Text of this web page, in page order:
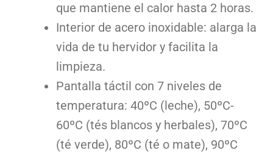
que mantiene el calor hasta 2 horas.
Interior de acero inoxidable: alarga la
vida de tu hervidor y facilita la
limpieza.
Pantalla táctil con 7 niveles de
temperatura: 40ºC (leche), 50ºC-
60ºC (tés blancos y herbales), 70ºC
(té verde), 80ºC (té o mate), 90ºC